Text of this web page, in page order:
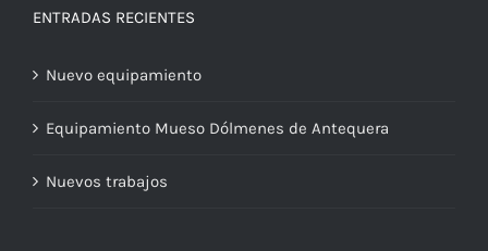
ENTRADAS RECIENTES
Nuevo equipamiento
Equipamiento Mueso Dólmenes de Antequera
Nuevos trabajos